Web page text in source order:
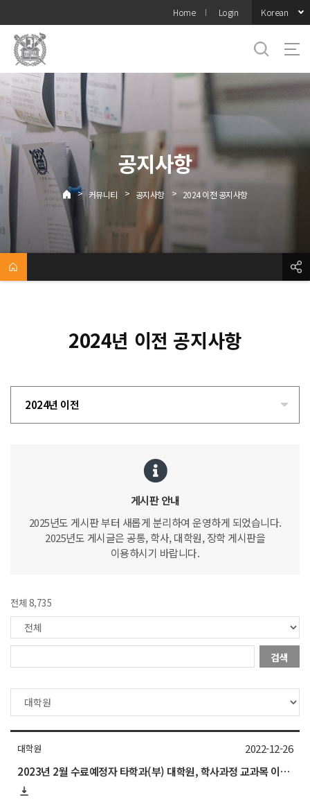
메뉴
Home Login Korean
공지사항
> 커뮤니티 > 공지사항 > 2024 이전 공지사항
2024년 이전 공지사항
2024년 이전
게시판 안내
2025년도 게시판 부터 새롭게 분리하여 운영하게 되었습니다.
2025년도 게시글은 공통, 학사, 대학원, 장학 게시판을
이용하시기 바랍니다.
전체 8,735
검색
대학원
2023년 2월 수료예정자 타학과(부) 대학원, 학사과정 교과목 이수승인신청서/수료유예원/미수료원 제출 안내(~1/18)
2022-12-26